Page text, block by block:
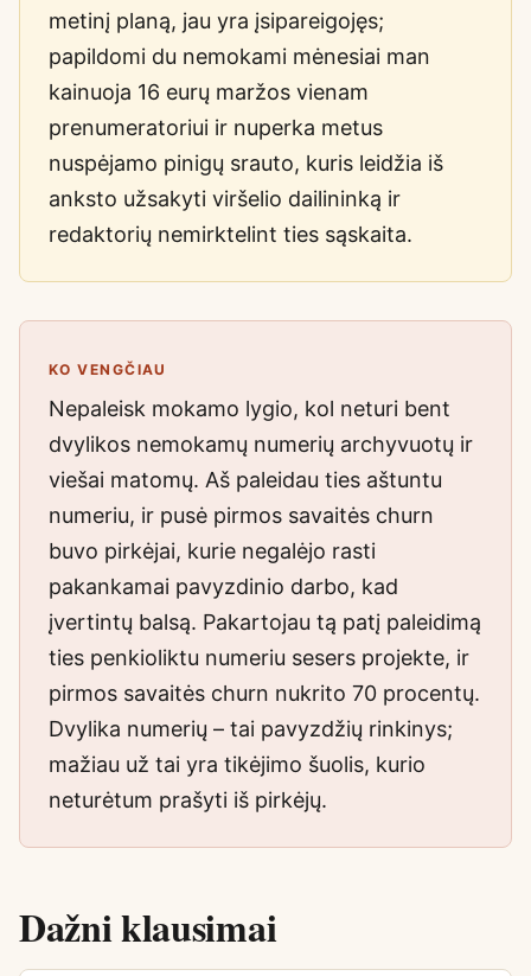
metinį planą, jau yra įsipareigojęs;
papildomi du nemokami mėnesiai man
kainuoja 16 eurų maržos vienam
prenumeratoriui ir nuperka metus
nuspėjamo pinigų srauto, kuris leidžia iš
anksto užsakyti viršelio dailininką ir
redaktorių nemirktelint ties sąskaita.
KO VENGČIAU
Nepaleisk mokamo lygio, kol neturi bent
dvylikos nemokamų numerių archyvuotų ir
viešai matomų. Aš paleidau ties aštuntu
numeriu, ir pusė pirmos savaitės churn
buvo pirkėjai, kurie negalėjo rasti
pakankamai pavyzdinio darbo, kad
įvertintų balsą. Pakartojau tą patį paleidimą
ties penkioliktu numeriu sesers projekte, ir
pirmos savaitės churn nukrito 70 procentų.
Dvylika numerių – tai pavyzdžių rinkinys;
mažiau už tai yra tikėjimo šuolis, kurio
neturėtum prašyti iš pirkėjų.
Dažni klausimai